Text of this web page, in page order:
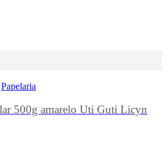
Papelaria
500g amarelo Uti Guti Licyn